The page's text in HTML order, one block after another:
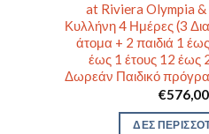
at Riviera Olympia &
Κυλλήνη 4 Ημέρες (3
άτομα + 2 παιδιά 1
έως 1 έτους 12
Δωρεάν Παιδικό
€576,00
ΔΕΣ